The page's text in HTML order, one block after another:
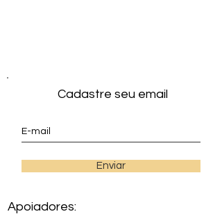
Cadastre seu email
Enviar
Apoiadores: